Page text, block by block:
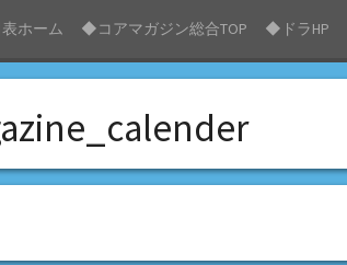
ホーム ◆コアマガジン総合TOP ◆ドラHP